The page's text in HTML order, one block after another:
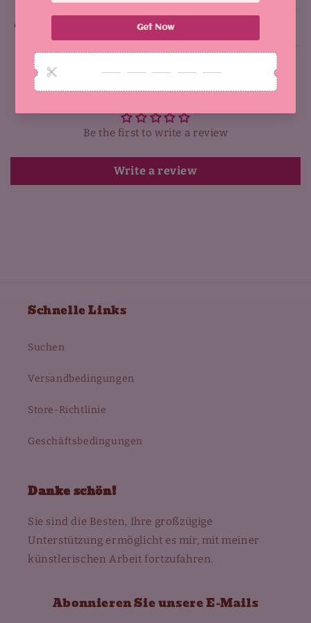
Why You'll Love It:
Customer Reviews
Be the first to write a review
Write a review
Schnelle Links
Suchen
Versandbedingungen
Store-Richtlinie
Geschäftsbedingungen
Danke schön!
Sie sind die Besten, Ihre großzügige
Unterstützung ermöglicht es mir, mit meiner
künstlerischen Arbeit fortzufahren.
Abonnieren Sie unsere E-Mails